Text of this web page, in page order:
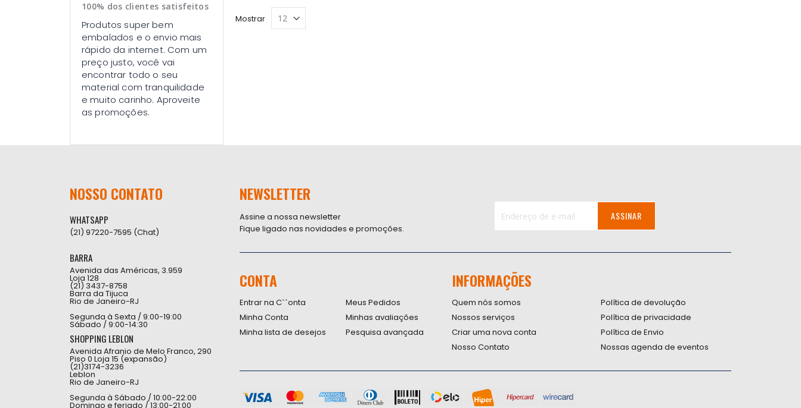
Mostrar
100% dos clientes satisfeitos
Produtos super bem
embalados e o envio mais
rápido da internet. Com um
preço justo, você vai
encontrar todo o seu
material com tranquilidade
e muito carinho. Aproveite
as promoções.
NOSSO CONTATO
WHATSAPP
(21) 97220-7595 (Chat)
BARRA
Avenida das Américas, 3.959
Loja 128
(21) 3437-8758
Barra da Tijuca
Rio de Janeiro-RJ
Segunda à Sexta / 9:00-19:00
Sábado / 9:00-14:30
SHOPPING LEBLON
Avenida Afranio de Melo Franco, 290
Piso 0 Loja 15 (expansão)
(21)3174-3236
Leblon
Rio de Janeiro-RJ
Segunda à Sábado / 10:00-22:00
Domingo e feriado / 13:00-21:00
NEWSLETTER
Assine a nossa newsletter
Fique ligado nas novidades e promoções.
nossa
Newsletter:
ASSINAR
CONTA
Entrar na C``onta
Minha Conta
Minha lista de desejos
Meus Pedidos
Minhas avaliações
Pesquisa avançada
INFORMAÇÕES
Quem nós somos
Nossos serviços
Criar uma nova conta
Nosso Contato
Política de devolução
Política de privacidade
Política de Envio
Nossas agenda de eventos